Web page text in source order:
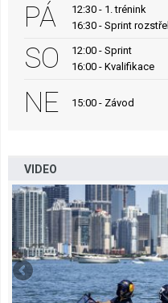
PÁ
12:30 - 1. trénink
16:30 - Sprint rozstřel
SO
12:00 - Sprint
16:00 - Kvalifikace
NE 15:00 - Závod
VIDEO